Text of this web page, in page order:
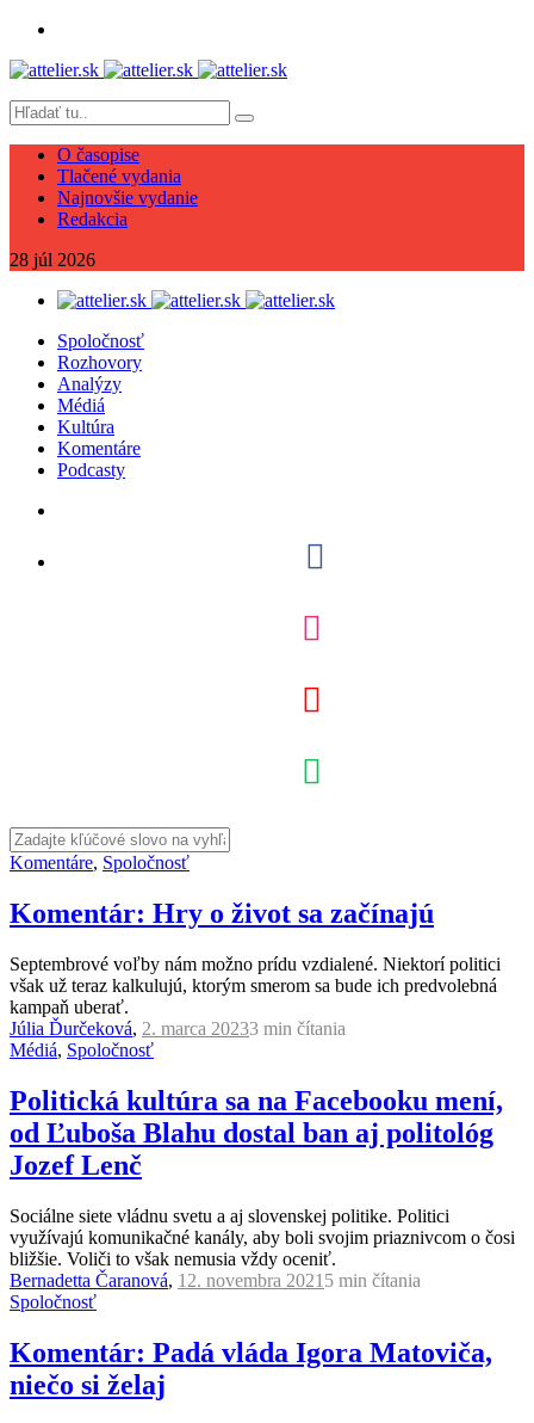
O časopise
Tlačené vydania
Najnovšie vydanie
Redakcia
28 júl 2026
Spoločnosť
Rozhovory
Analýzy
Médiá
Kultúra
Komentáre
Podcasty
Komentáre, Spoločnosť
Komentár: Hry o život sa začínajú
Septembrové voľby nám možno prídu vzdialené. Niektorí politici
však už teraz kalkulujú, ktorým smerom sa bude ich predvolebná
kampaň uberať.
Júlia Ďurčeková, 2. marca 20233 min čítania
Médiá, Spoločnosť
Politická kultúra sa na Facebooku mení,
od Ľuboša Blahu dostal ban aj politológ
Jozef Lenč
Sociálne siete vládnu svetu a aj slovenskej politike. Politici
využívajú komunikačné kanály, aby boli svojim priaznivcom o čosi
bližšie. Voliči to však nemusia vždy oceniť.
Bernadetta Čaranová, 12. novembra 2021 5 min čítania
Spoločnosť
Komentár: Padá vláda Igora Matoviča,
niečo si želaj